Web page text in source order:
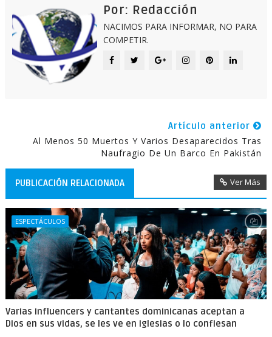
Por: Redacción
NACIMOS PARA INFORMAR, NO PARA
COMPETIR.
Artículo anterior
Al Menos 50 Muertos Y Varios Desaparecidos Tras
Naufragio De Un Barco En Pakistán
PUBLICACIÓN RELACIONADA Ver Más
ESPECTÁCULOS
Varias influencers y cantantes dominicanas aceptan a
Dios en sus vidas, se les ve en iglesias o lo confiesan